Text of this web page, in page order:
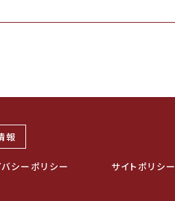
報
シーポリシー サイトポリシー